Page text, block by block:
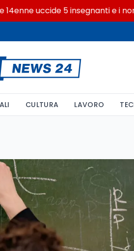
uccide 5 insegnanti e i nonni
CULTURA LAVORO